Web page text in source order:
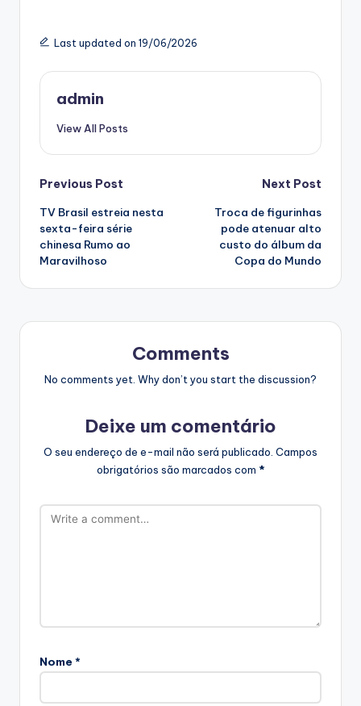
Last updated on 19/06/2026
admin
View All Posts
Post
navigation
Previous Post
TV Brasil estreia nesta
sexta-feira série
chinesa Rumo ao
Maravilhoso
Next Post
Troca de figurinhas
pode atenuar alto
custo do álbum da
Copa do Mundo
Comments
No comments yet. Why don’t you start the discussion?
Deixe um comentário
O seu endereço de e-mail não será publicado. Campos
obrigatórios são marcados com *
Nome *